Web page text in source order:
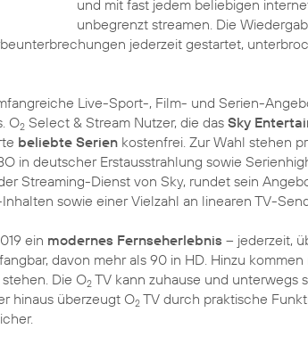
und mit fast jedem beliebigen
unbegrenzt streamen. Die
jederzeit gestartet,
Live-Sport-, Film- und Serien-
O2 Select & Stream Nutzer, die das Sky
beliebte Serien kostenfrei. Zur Wahl stehen
in deutscher Erstausstrahlung sowie
Streaming-Dienst von Sky, rundet sein
sowie einer Vielzahl an linearen TV-
ein modernes Fernseherlebnis – jederzeit,
davon mehr als 90 in HD. Hinzu
Die O2 TV kann zuhause und unterwegs
hinaus überzeugt O2 TV durch praktische